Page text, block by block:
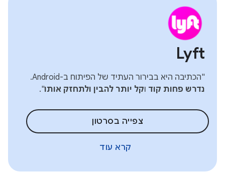
Lyft
"הכתיבה היא בבירור העתיד של הפיתוח ב-Android.
נדרש פחות קוד וקל יותר להבין ולתחזק אותו".
צפייה בסרטון
קרא עוד